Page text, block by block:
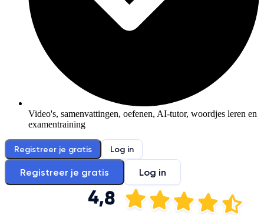
Video's, samenvattingen, oefenen, AI-tutor, woordjes leren en
examentraining
Registreer je gratis Log in
Registreer je gratis Log in